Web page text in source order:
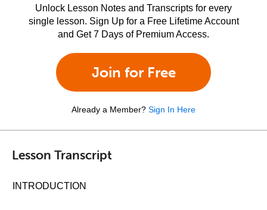
Unlock Lesson Notes and Transcripts for every
single lesson. Sign Up for a Free Lifetime Account
and Get 7 Days of Premium Access.
Join for Free
Already a Member? Sign In Here
Lesson Transcript
INTRODUCTION